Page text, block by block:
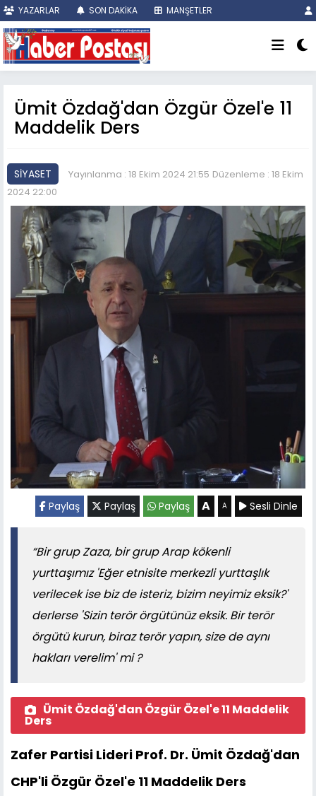
YAZARLAR SON DAKİKA MANŞETLER
Ümit Özdağ'dan Özgür Özel'e 11
Maddelik Ders
SİYASET Yayınlanma : 18 Ekim 2024 21:55 Düzenleme : 18 Ekim
2024 22:00
Paylaş Paylaş Paylaş A A Sesli Dinle
“Bir grup Zaza, bir grup Arap kökenli
yurttaşımız 'Eğer etnisite merkezli yurttaşlık
verilecek ise biz de isteriz, bizim neyimiz eksik?'
derlerse 'Sizin terör örgütünüz eksik. Bir terör
örgütü kurun, biraz terör yapın, size de aynı
hakları verelim' mi ?
Ümit Özdağ'dan Özgür Özel'e 11 Maddelik
Ders
Zafer Partisi Lideri Prof. Dr. Ümit Özdağ'dan
CHP'li Özgür Özel'e 11 Maddelik Ders